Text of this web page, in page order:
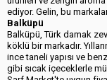
ediyor. Gelin, bu
Balküpü
Balküpü, Türk damak
köklü bir markadır.
ince taneli yapısı ve
gibi sıcak içeceklerle